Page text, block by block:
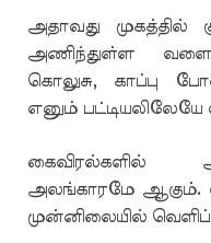
அதாவது முகத்தில்
அணிந்துள்ள
கொலுசு, காப்பு
எனும் பட்டியலிலேயே
கைவிரல்களில்
அலங்காரமே
முன்னிலையில்